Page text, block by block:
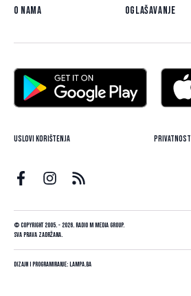
O nama Oglašavanje
Uslovi korištenja Privatnost
© Copyright 2005. - 2026. Radio M Media Group.
Sva prava zadržana.
Dizajn i programiranje:Lampa.ba